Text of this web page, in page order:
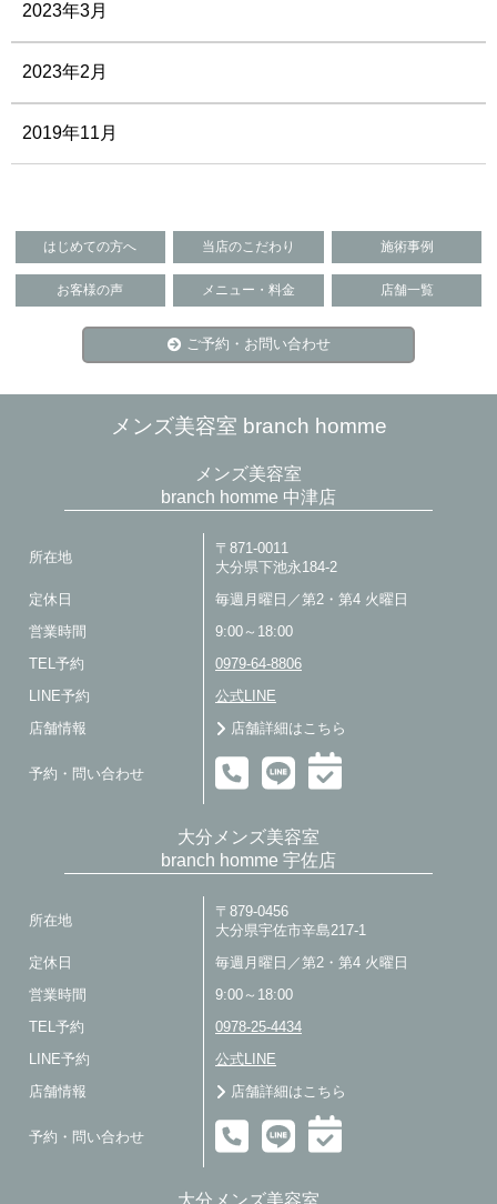
2023年3月
2023年2月
2019年11月
はじめての方へ 当店のこだわり 施術事例
お客様の声 メニュー・料金 店舗一覧
ご予約・お問い合わせ
メンズ美容室 branch homme
メンズ美容室
branch homme 中津店
所在地
〒871-0011
大分県下池永184-2
定休日 毎週月曜日／第2・第4 火曜日
営業時間 9:00～18:00
TEL予約 0979-64-8806
LINE予約 公式LINE
店舗情報 店舗詳細はこちら
予約・問い合わせ
大分メンズ美容室
branch homme 宇佐店
所在地
〒879-0456
大分県宇佐市辛島217-1
定休日 毎週月曜日／第2・第4 火曜日
営業時間 9:00～18:00
TEL予約 0978-25-4434
LINE予約 公式LINE
店舗情報 店舗詳細はこちら
予約・問い合わせ
大分メンズ美容室